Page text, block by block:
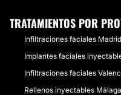
TRATAMIENTOS POR
Infiltraciones faciales Madrid
Implantes faciales
Infiltraciones faciales
Rellenos inyectables Málaga